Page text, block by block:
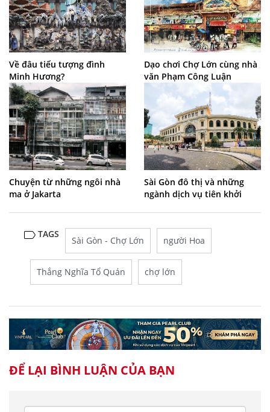
Về đâu tiếu tượng đình
Minh Hương?
Dạo chơi Chợ Lớn cùng nhà
văn Phạm Công Luận
Chuyện từ những ngôi nhà
ma ở Jakarta
Sài Gòn đô thị và những
ngành dịch vụ tiên khởi
TAGS
Sài Gòn - Chợ Lớn người Hoa
Thắng Nghĩa Tổ Quán chợ lớn
ĐỂ LẠI BÌNH LUẬN CỦA BẠN